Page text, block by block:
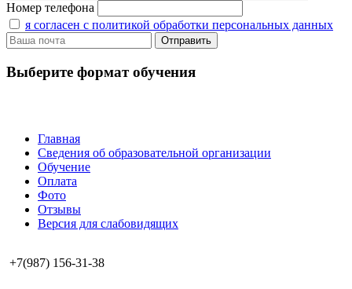
Номер телефона
я согласен с политикой обработки персональных данных
Выберите формат обучения
Главная
Сведения об образовательной организации
Обучение
Оплата
Фото
Отзывы
Версия для слабовидящих
+7(987) 156-31-38